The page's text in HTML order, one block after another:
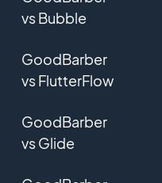
vs Bubble
GoodBarber
vs FlutterFlow
GoodBarber
vs Glide